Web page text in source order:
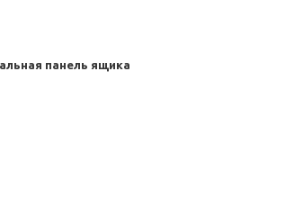
панель ящика